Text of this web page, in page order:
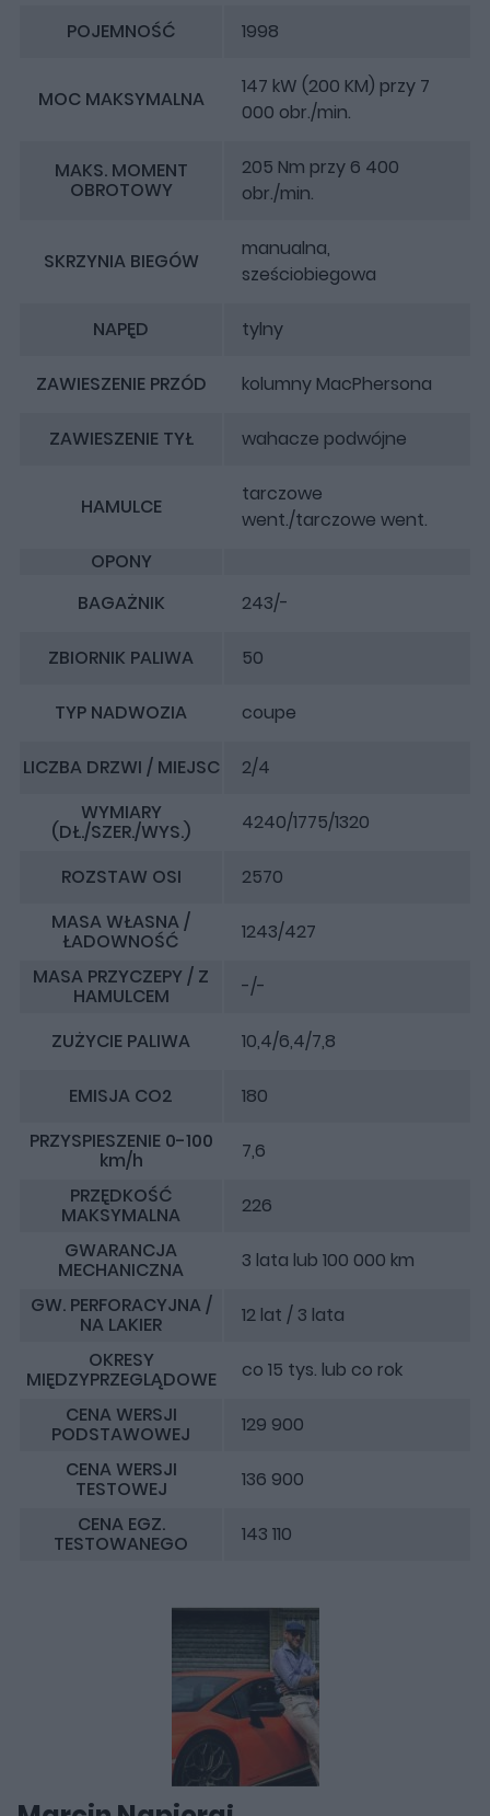
POJEMNOŚĆ 1998
MOC MAKSYMALNA
147 kW (200 KM) przy 7
000 obr./min.
MAKS. MOMENT
OBROTOWY
205 Nm przy 6 400
obr./min.
SKRZYNIA BIEGÓW
manualna,
sześciobiegowa
NAPĘD tylny
ZAWIESZENIE PRZÓD kolumny MacPhersona
ZAWIESZENIE TYŁ wahacze podwójne
HAMULCE
tarczowe
went./tarczowe went.
OPONY
BAGAŻNIK
243/-
ZBIORNIK PALIWA 50
TYP NADWOZIA coupe
LICZBA DRZWI / MIEJSC
2/4
WYMIARY
(DŁ./SZER./WYS.) 4240/1775/1320
ROZSTAW OSI
2570
MASA WŁASNA /
ŁADOWNOŚĆ
1243/427
MASA PRZYCZEPY / Z
HAMULCEM -/-
ZUŻYCIE PALIWA 10,4/6,4/7,8
EMISJA CO2
180
PRZYSPIESZENIE 0-100
km/h
7,6
PRZĘDKOŚĆ
MAKSYMALNA
226
GWARANCJA
MECHANICZNA
3 lata lub 100 000 km
GW. PERFORACYJNA /
NA LAKIER
12 lat / 3 lata
OKRESY
MIĘDZYPRZEGLĄDOWE
co 15 tys. lub co rok
CENA WERSJI
PODSTAWOWEJ
129 900
CENA WERSJI
TESTOWEJ
136 900
CENA EGZ.
TESTOWANEGO 143 110